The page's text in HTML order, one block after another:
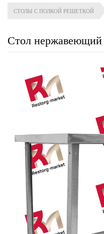
СТОЛЫ С ПОЛКОЙ РЕШЕТКОЙ
Стол